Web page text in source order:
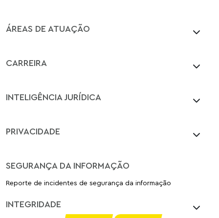
ÁREAS DE ATUAÇÃO
CARREIRA
INTELIGÊNCIA JURÍDICA
PRIVACIDADE
SEGURANÇA DA INFORMAÇÃO
Reporte de incidentes de segurança da informação
INTEGRIDADE